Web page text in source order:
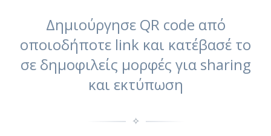
Δημιούργησε QR code από
οποιοδήποτε link και κατέβασέ το
σε δημοφιλείς μορφές για sharing
και εκτύπωση
✧